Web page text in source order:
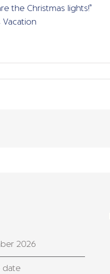
the Christmas lights!”
Vacation
2026
date